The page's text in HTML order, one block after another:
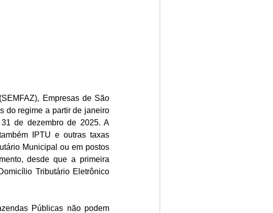
Empresas de São
do regime a partir de janeiro
de dezembro de 2025. A
IPTU e outras taxas
Municipal ou em postos
desde que a primeira
Tributário Eletrônico
Públicas não podem